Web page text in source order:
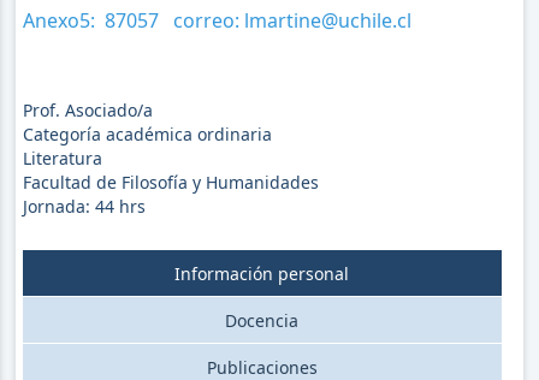
Anexo5: 87057 correo: lmartine@uchile.cl
Prof. Asociado/a
Categoría académica ordinaria
Literatura
Facultad de Filosofía y Humanidades
Jornada: 44hrs
Información personal
Docencia
Publicaciones